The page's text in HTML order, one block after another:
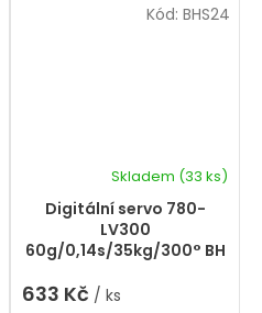
Digitální servo 780-
LV300
60g/0,14s/35kg/300° BH
Skladem (33 ks)
633 Kč / ks
Kód: BHS24